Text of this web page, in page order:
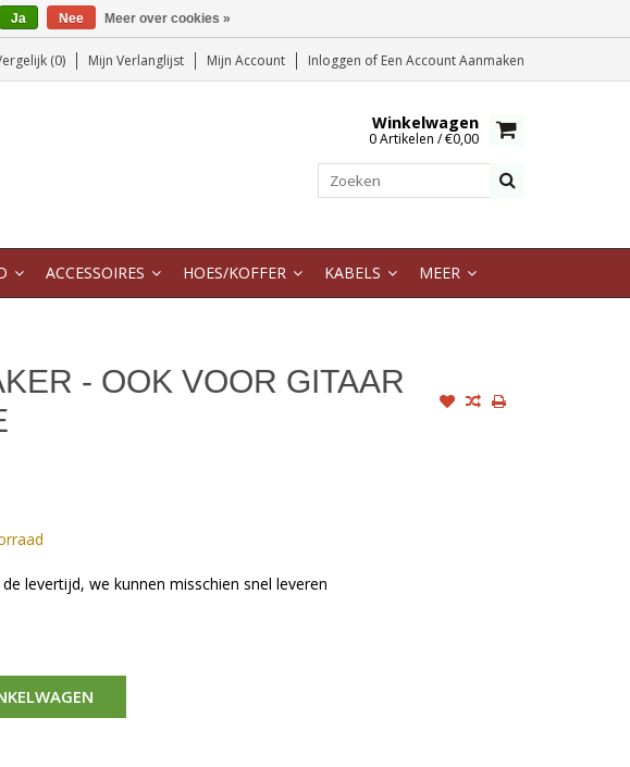
(0) Mijn Verlanglijst Mijn Account Inloggen of Een Account Aanmaken
Winkelwagen
0 Artikelen / €0,00
ACCESSOIRES HOES/KOFFER KABELS MEER
- OOK VOOR GITAAR
levertijd, we kunnen misschien snel leveren
Ja Nee Meer over cookies »